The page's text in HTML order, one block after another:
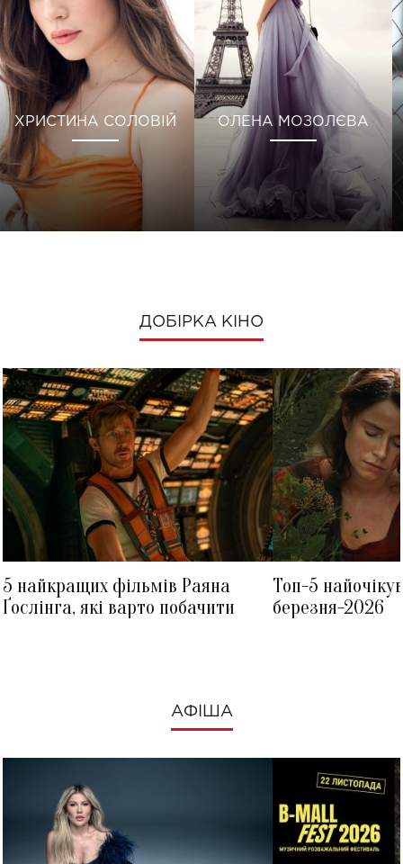
ХРИСТИНА СОЛОВІЙ ОЛЕНА МОЗОЛЄВА
ДОБІРКА КІНО
5 найкращих фільмів Раяна
Ґослінга, які варто побачити
Топ-5
березня-2026
АФІША